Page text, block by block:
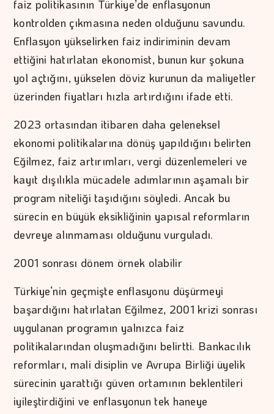
faiz politikasının Türkiye’de enflasyonun
kontrolden çıkmasına neden olduğunu savundu.
Enflasyon yükselirken faiz indiriminin devam
ettiğini hatırlatan ekonomist, bunun kur şokuna
yol açtığını, yükselen döviz kurunun da maliyetler
üzerinden fiyatları hızla artırdığını ifade etti.
2023 ortasından itibaren daha geleneksel
ekonomi politikalarına dönüş yapıldığını belirten
Eğilmez, faiz artırımları, vergi düzenlemeleri ve
kayıt dışılıkla mücadele adımlarının aşamalı bir
program niteliği taşıdığını söyledi. Ancak bu
sürecin en büyük eksikliğinin yapısal reformların
devreye alınmaması olduğunu vurguladı.
2001 sonrası dönem örnek olabilir
Türkiye’nin geçmişte enflasyonu düşürmeyi
başardığını hatırlatan Eğilmez, 2001 krizi sonrası
uygulanan programın yalnızca faiz
politikalarından oluşmadığını belirtti. Bankacılık
reformları, mali disiplin ve Avrupa Birliği üyelik
sürecinin yarattığı güven ortamının beklentileri
iyileştirdiğini ve enflasyonun tek haneye